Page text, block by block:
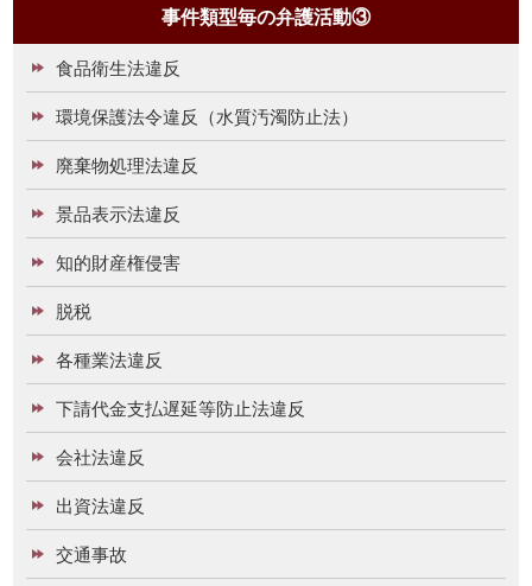
事件類型毎の弁護活動③
食品衛生法違反
環境保護法令違反（水質汚濁防止法）
廃棄物処理法違反
景品表示法違反
知的財産権侵害
脱税
各種業法違反
下請代金支払遅延等防止法違反
会社法違反
出資法違反
交通事故